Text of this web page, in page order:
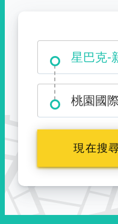
星巴克-
大霸尖
桃園國
現在搜